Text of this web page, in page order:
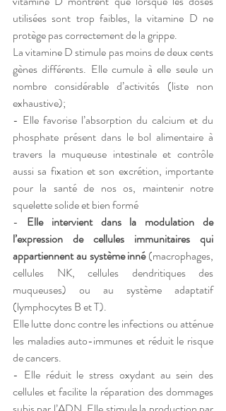
utilisées sont trop faibles, la vitamine D ne
protège pas correctement de la grippe.
La vitamine D stimule pas moins de deux cents
gènes différents. Elle cumule à elle seule un
nombre considérable d’activités (liste non
exhaustive);
- Elle favorise l’absorption du calcium et du
phosphate présent dans le bol alimentaire à
travers la muqueuse intestinale et contrôle
aussi sa fixation et son excrétion, importante
pour la santé de nos os, maintenir notre
squelette solide et bien formé
- Elle intervient dans la modulation de
l’expression de cellules immunitaires qui
appartiennent au système inné (macrophages,
cellules NK, cellules dendritiques des
muqueuses) ou au système adaptatif
(lymphocytes B et T).
Elle lutte donc contre les infections ou atténue
les maladies auto-immunes et réduit le risque
de cancers.
- Elle réduit le stress oxydant au sein des
cellules et facilite la réparation des dommages